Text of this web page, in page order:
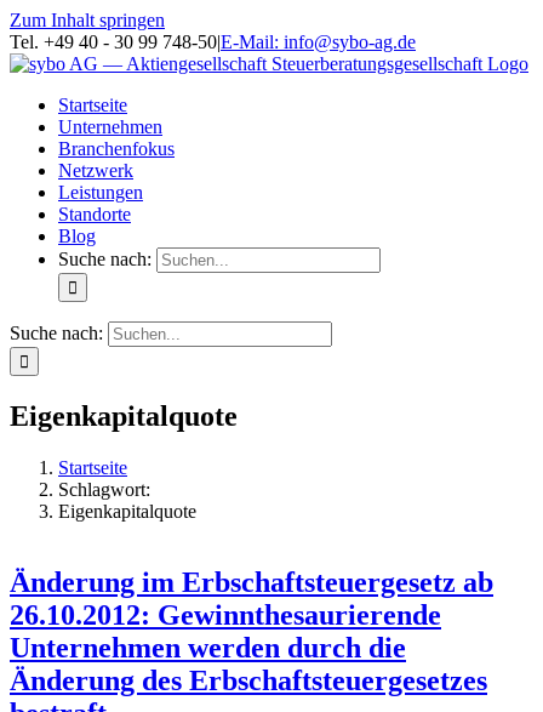
Zum Inhalt springen
Tel. +49 40 - 30 99 748-50|E-Mail: info@sybo-ag.de
Startseite
Unternehmen
Branchenfokus
Netzwerk
Leistungen
Standorte
Blog
Suche nach:
Suche nach:
Eigenkapitalquote
Startseite
Schlagwort:
Eigenkapitalquote
Änderung im Erbschaftsteuergesetz ab
26.10.2012: Gewinnthesaurierende
Unternehmen werden durch die
Änderung des Erbschaftsteuergesetzes